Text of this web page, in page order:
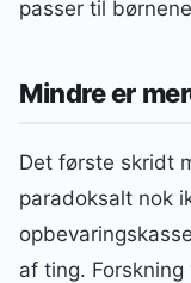
passer til
Mindre er
Det første skridt
paradoksalt nok
af ting.